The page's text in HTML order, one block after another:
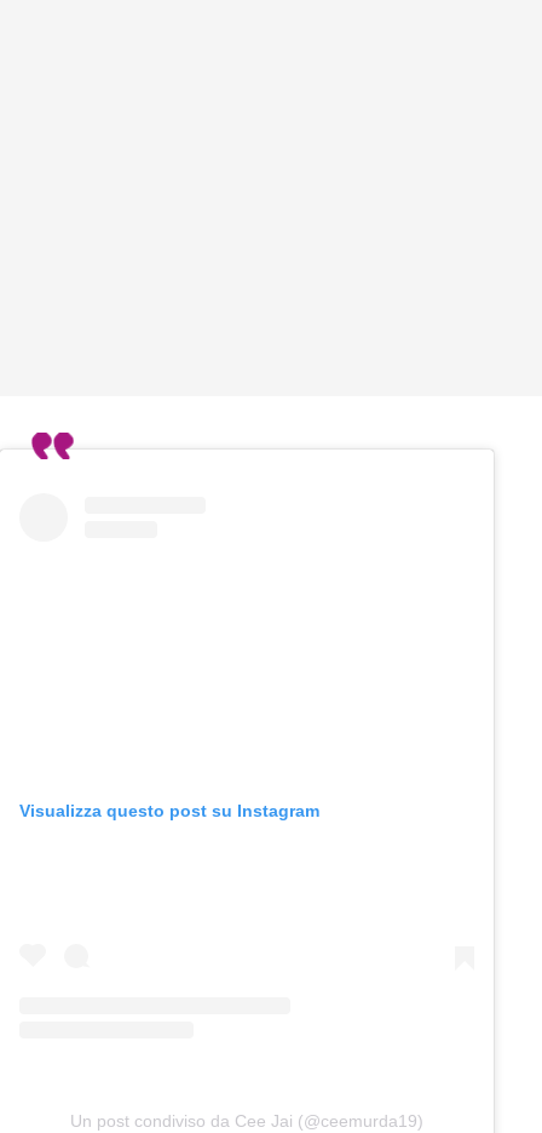
Visualizza questo post su Instagram
Un post condiviso da Cee Jai (@ceemurda19)